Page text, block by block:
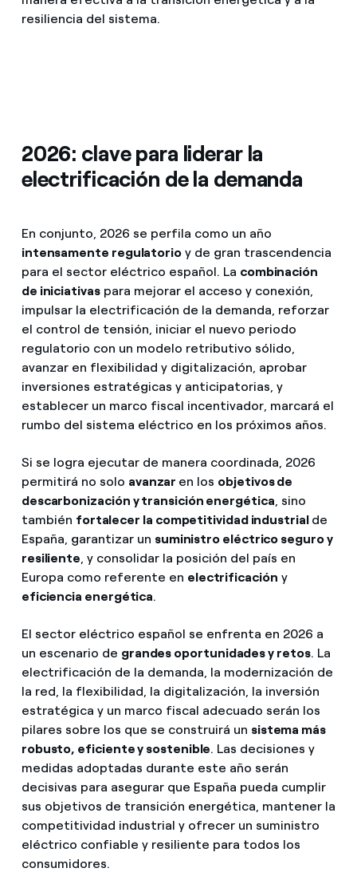
resiliencia del sistema.
2026: clave para liderar la
electrificación de la demanda
En conjunto, 2026 se perfila como un año
intensamente regulatorioy de gran trascendencia
para el sector eléctrico español. La combinación
de iniciativaspara mejorar el acceso y conexión,
impulsar la electrificación de la demanda, reforzar
el control de tensión, iniciar el nuevo periodo
regulatorio con un modelo retributivo sólido,
avanzar en flexibilidad y digitalización, aprobar
inversiones estratégicas y anticipatorias, y
establecer un marco fiscal incentivador, marcará el
rumbo del sistema eléctrico en los próximos años.
Si se logra ejecutar de manera coordinada, 2026
permitirá no solo avanzar en los objetivos de
descarbonización y transición energética , sino
también fortalecer la competitividad industrial de
España, garantizar un suministro eléctrico seguro y
resiliente , y consolidar la posición del país en
Europa como referente en electrificación y
eficiencia energética.
El sector eléctrico español se enfrenta en 2026 a
un escenario de grandes oportunidades y retos. La
electrificación de la demanda, la modernización de
la red, la flexibilidad, la digitalización, la inversión
estratégica y un marco fiscal adecuado serán los
pilares sobre los que se construirá un sistema más
robusto, eficiente y sostenible. Las decisiones y
medidas adoptadas durante este año serán
decisivas para asegurar que España pueda cumplir
sus objetivos de transición energética, mantener la
competitividad industrial y ofrecer un suministro
eléctrico confiable y resiliente para todos los
consumidores.